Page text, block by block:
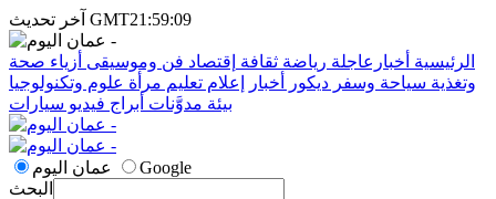
آخر تحديث GMT21:59:09
الرئيسية أخبارعاجلة رياضة ثقافة إقتصاد فن وموسيقى أزياء صحة
وتغذية سياحة وسفر ديكور أخبار إعلام تعليم مرأة علوم وتكنولوجيا
بيئة مدوَّنات أبراج فيديو سيارات
عمان اليوم
Google
البحث